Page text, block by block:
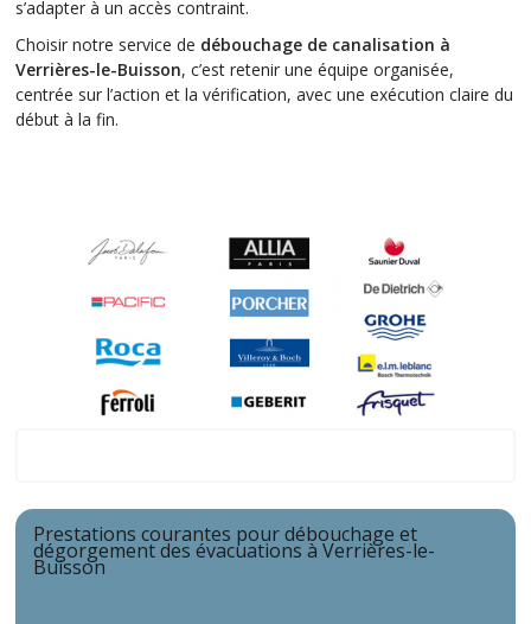
s’adapter à un accès contraint.
Choisir notre service de débouchage de canalisation à
Verrières-le-Buisson, c’est retenir une équipe organisée,
centrée sur l’action et la vérification, avec une exécution claire du
début à la fin.
Prestations courantes pour débouchage et
dégorgement des évacuations à Verrières-le-
Buisson